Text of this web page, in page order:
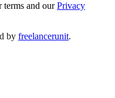
terms and ourPrivacy
by freelancerunit.